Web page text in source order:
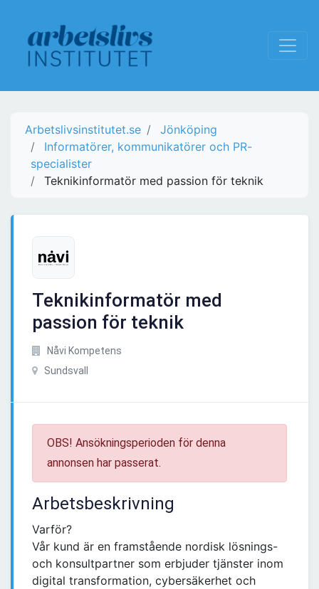
Arbetslivsinstitutet.se
Jönköping
Informatörer, kommunikatörer och PR-
specialister
Teknikinformatör med passion för teknik
Teknikinformatör med
passion för teknik
Nåvi Kompetens
Sundsvall
OBS! Ansökningsperioden för denna
annonsen har passerat.
Arbetsbeskrivning
Varför?
Vår kund är en framstående nordisk lösnings-
och konsultpartner som erbjuder tjänster inom
digital transformation, cybersäkerhet och